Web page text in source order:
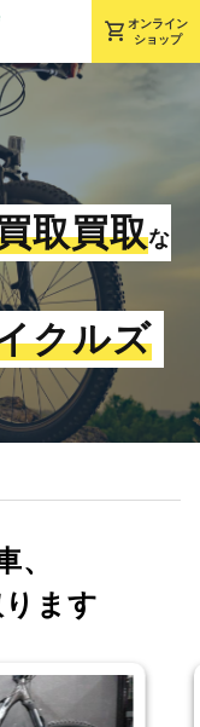
shopping_cart オンライン
ショップ
取買取な
クルズ
、
ます